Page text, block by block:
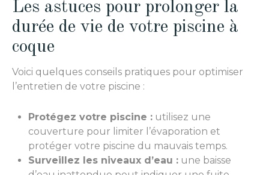
Les astuces pour prolonger la
durée de vie de votre piscine à
coque
Voici quelques conseils pratiques pour optimiser
l’entretien de votre piscine :
Protégez votre piscine : utilisez une
couverture pour limiter l’évaporation et
protéger votre piscine du mauvais temps.
Surveillez les niveaux d’eau : une baisse